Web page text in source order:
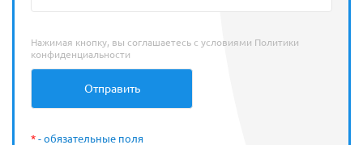
Нажимая кнопку, вы соглашаетесь с условиями Политики
конфиденциальности
* - обязательные поля